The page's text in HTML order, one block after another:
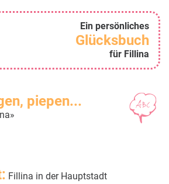
Ein persönliches
Glücksbuch
für Fillina
piepen...
Fillina in der Hauptstadt